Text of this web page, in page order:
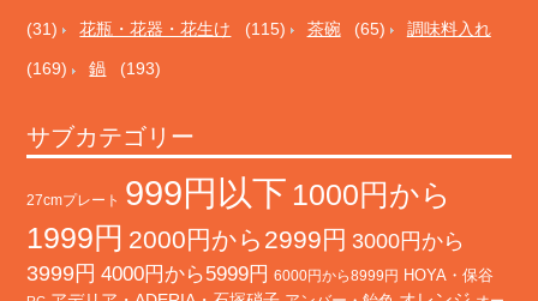
(31) 花瓶・花器・花生け (115) 茶碗 (65) 調味料入れ
(169) 鍋 (193)
サブカテゴリー
27cmプレート 999円以下 1000円から
1999円 2000円から2999円 3000円から
3999円 4000円から5999円 6000円から8999円 HOYA・保谷